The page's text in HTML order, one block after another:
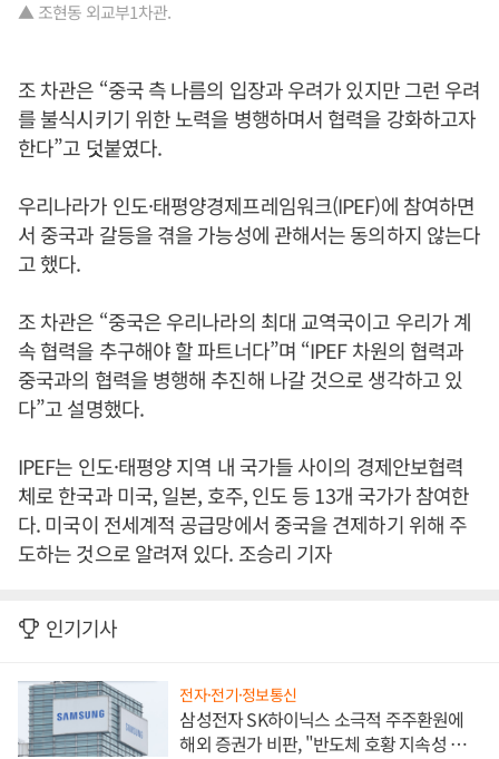
▲ 조현동 외교부1차관.
조 차관은 “중국 측 나름의 입장과 우려가 있지만 그런 우려
를 불식시키기 위한 노력을 병행하며서 협력을 강화하고자
한다”고 덧붙였다.
우리나라가 인도·태평양경제프레임워크(IPEF)에 참여하면
서 중국과 갈등을 겪을 가능성에 관해서는 동의하지 않는다
고 했다.
조 차관은 “중국은 우리나라의 최대 교역국이고 우리가 계
속 협력을 추구해야 할 파트너다”며 “IPEF 차원의 협력과
중국과의 협력을 병행해 추진해 나갈 것으로 생각하고 있
다”고 설명했다.
IPEF는 인도·태평양 지역 내 국가들 사이의 경제안보협력
체로 한국과 미국, 일본, 호주, 인도 등 13개 국가가 참여한
다. 미국이 전세계적 공급망에서 중국을 견제하기 위해 주
도하는 것으로 알려져 있다. 조승리 기자
인기기사
전자·전기·정보통신
삼성전자 SK하이닉스 소극적 주주환원에
해외 증권가 비판, "반도체 호황 지속성 의